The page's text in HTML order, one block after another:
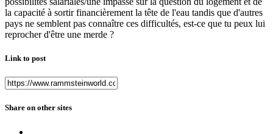
la capacité à sortir financièrement la tête de l'eau tandis que d'autres
pays ne semblent pas connaître ces difficultés, est-ce que tu peux lui
reprocher d'être une merde ?
Link to post
Share on other sites